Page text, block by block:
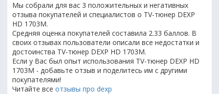
Мы собрали для вас 3 положительных и негативных
отзыва покупателей и специалистов о TV-тюнер DEXP
HD 1703M.
Средняя оценка покупателей составила 2.33 баллов. В
своих отзывах пользователи описали все недостатки и
достоинства TV-тюнер DEXP HD 1703M.
Если у Вас был опыт использования TV-тюнер DEXP HD
1703M - добавьте отзыв и поделитесь им с другими
покупателями!
Читайте все отзывы про dexp